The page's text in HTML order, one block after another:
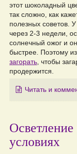
этот шоколадный
так сложно, как
полезных советов.
через 2-3 недели,
солнечный ожог и
быстрее. Поэтому
загорать , чтобы
продержится.
Читать и
условиях